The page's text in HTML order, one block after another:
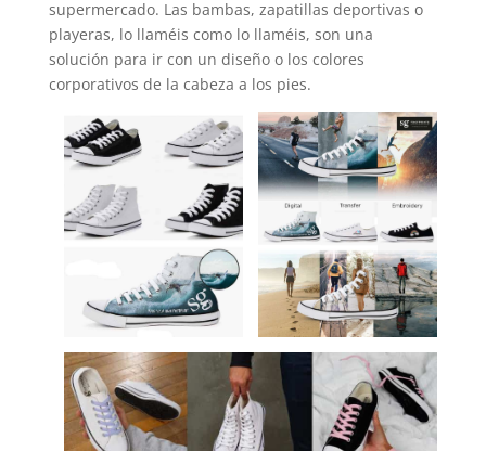
supermercado. Las bambas, zapatillas deportivas o
playeras, lo llaméis como lo llaméis, son una
solución para ir con un diseño o los colores
corporativos de la cabeza a los pies.